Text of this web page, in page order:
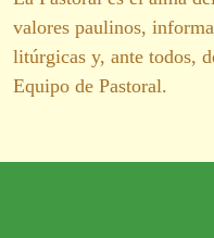
valores paulinos,
litúrgicas y, ante todos,
Equipo de Pastoral.